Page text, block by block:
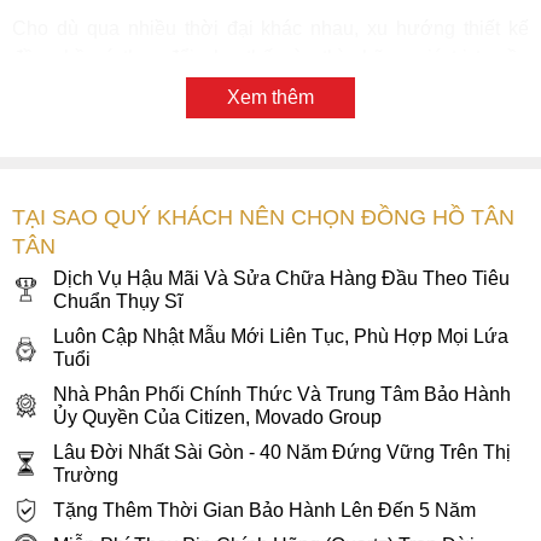
phải bàn cải Tissot Tradition T063.210.16.037.00 là một
chiếc đồng hồ Thuỵ Sĩ chất lượng cao và giá cả phải chăng
Xem thêm
TẠI SAO QUÝ KHÁCH NÊN CHỌN ĐỒNG HỒ TÂN
TÂN
Dịch Vụ Hậu Mãi Và Sửa Chữa Hàng Đầu Theo Tiêu
Chuẩn Thụy Sĩ
Luôn Cập Nhật Mẫu Mới Liên Tục, Phù Hợp Mọi Lứa
Tuổi
Nhà Phân Phối Chính Thức Và Trung Tâm Bảo Hành
Ủy Quyền Của Citizen, Movado Group
Lâu Đời Nhất Sài Gòn - 40 Năm Đứng Vững Trên Thị
Trường
Tặng Thêm Thời Gian Bảo Hành Lên Đến 5 Năm